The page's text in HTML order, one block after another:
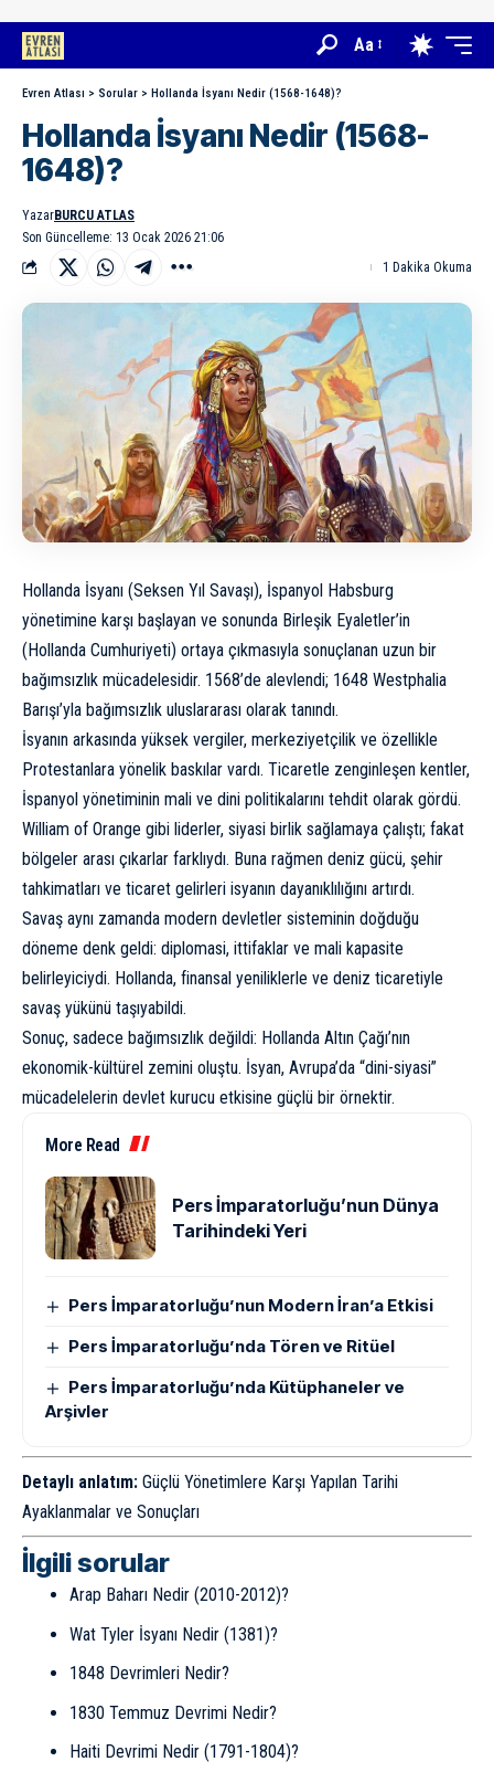
Aa
Evren Atlası > Sorular > Hollanda İsyanı Nedir (1568-1648)?
Hollanda İsyanı Nedir (1568-
1648)?
Son Güncelleme: 13 Ocak 2026 21:06
YazarBURCU ATLAS
1 Dakika Okuma
Hollanda İsyanı (Seksen Yıl Savaşı), İspanyol Habsburg
yönetimine karşı başlayan ve sonunda Birleşik Eyaletler’in
(Hollanda Cumhuriyeti) ortaya çıkmasıyla sonuçlanan uzun bir
bağımsızlık mücadelesidir. 1568’de alevlendi; 1648 Westphalia
Barışı’yla bağımsızlık uluslararası olarak tanındı.
İsyanın arkasında yüksek vergiler, merkeziyetçilik ve özellikle
Protestanlara yönelik baskılar vardı. Ticaretle zenginleşen kentler,
İspanyol yönetiminin mali ve dini politikalarını tehdit olarak gördü.
William of Orange gibi liderler, siyasi birlik sağlamaya çalıştı; fakat
bölgeler arası çıkarlar farklıydı. Buna rağmen deniz gücü, şehir
tahkimatları ve ticaret gelirleri isyanın dayanıklılığını artırdı.
Savaş aynı zamanda modern devletler sisteminin doğduğu
döneme denk geldi: diplomasi, ittifaklar ve mali kapasite
belirleyiciydi. Hollanda, finansal yeniliklerle ve deniz ticaretiyle
savaş yükünü taşıyabildi.
Sonuç, sadece bağımsızlık değildi: Hollanda Altın Çağı’nın
ekonomik-kültürel zemini oluştu. İsyan, Avrupa’da “dini-siyasi”
mücadelelerin devlet kurucu etkisine güçlü bir örnektir.
More Read
Pers İmparatorluğu’nun Dünya
Tarihindeki Yeri
Pers İmparatorluğu’nun Modern İran’a Etkisi
Pers İmparatorluğu’nda Tören ve Ritüel
Pers İmparatorluğu’nda Kütüphaneler ve
Arşivler
Detaylı anlatım: Güçlü Yönetimlere Karşı Yapılan Tarihi
Ayaklanmalar ve Sonuçları
İlgili sorular
Arap Baharı Nedir (2010-2012)?
Wat Tyler İsyanı Nedir (1381)?
1848 Devrimleri Nedir?
1830 Temmuz Devrimi Nedir?
Haiti Devrimi Nedir (1791-1804)?